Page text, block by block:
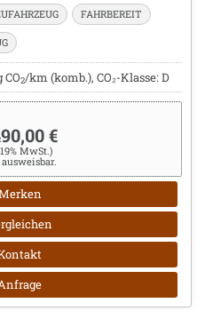
FAHRBEREIT
CO2/km (komb.), CO₂-Klasse: D
€
MwSt.)